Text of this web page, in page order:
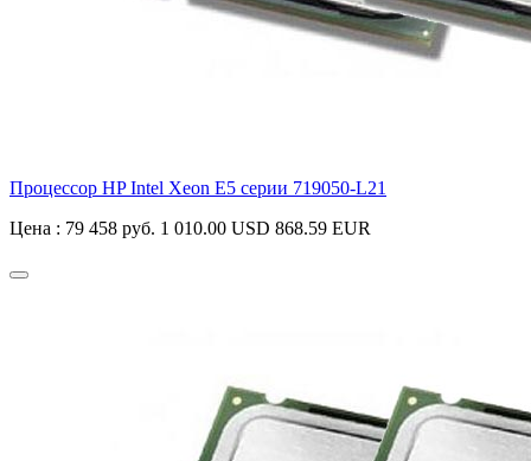
Процессор HP Intel Xeon E5 серии 719050-L21
Цена : 79 458 руб. 1 010.00 USD 868.59 EUR